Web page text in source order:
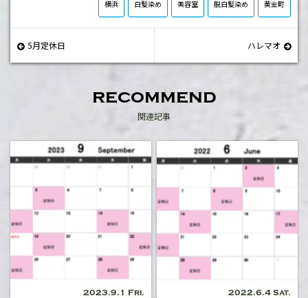
横浜 白髪染め 美容室 脱白髪染め 黄金町
5月定休日 ハレマオ
recommend
関連記事
2023.9.1 Fri. 2022.6.4 Sat.